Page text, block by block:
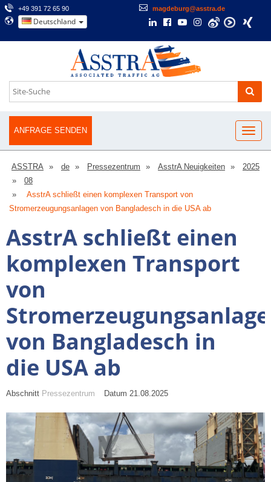
+49 391 72 65 90 magdeburg@asstra.de
Deutschland
ANFRAGE SENDEN
ASSTRA de Pressezentrum AsstrA Neuigkeiten
2025
08
AsstrA schließt einen komplexen Transport von
Stromerzeugungsanlagen von Bangladesch in die USA ab
AsstrA schließt einen
komplexen Transport
von
von Bangladesch in
die USA ab
Abschnitt Pressezentrum Datum 21.08.2025